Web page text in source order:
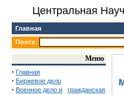
Центральная
Главная
Поиск:
Меню
· Главная
· Биржевое дело
· Военное дело и
гражданская